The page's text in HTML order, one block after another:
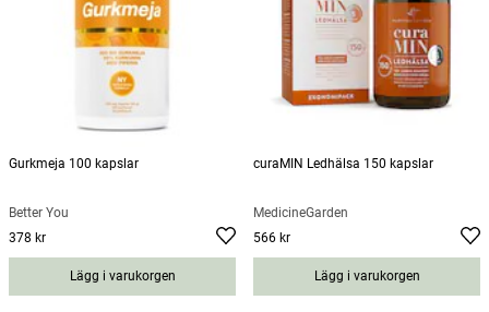
Gurkmeja 100 kapslar
Better You
Pris:
378 kr
Lägg i varukorgen
curaMIN Ledhälsa 150 kapslar
MedicineGarden
Pris:
566 kr
Lägg i varukorgen